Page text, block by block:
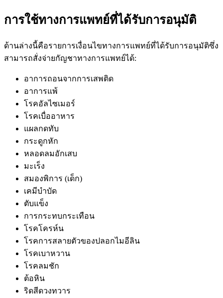
การใช้ทางการแพทย์ที่ได้รับการอนุมัติ
ด้านล่างนี้คือรายการเงื่อนไขทางการแพทย์ที่ได้รับการอนุมัติซึ่ง
สามารถสั่งจ่ายกัญชาทางการแพทย์ได้:
อาการถอนจากการเสพติด
อาการแพ้
โรคอัลไซเมอร์
โรคเบื่ออาหาร
แผลกดทับ
กระดูกหัก
หลอดลมอักเสบ
มะเร็ง
สมองพิการ (เด็ก)
เคมีบำบัด
ตับแข็ง
การกระทบกระเทือน
โรคโครห์น
โรคการสลายตัวของปลอกไมอีลิน
โรคเบาหวาน
โรคลมชัก
ต้อหิน
ริดสีดวงทวาร